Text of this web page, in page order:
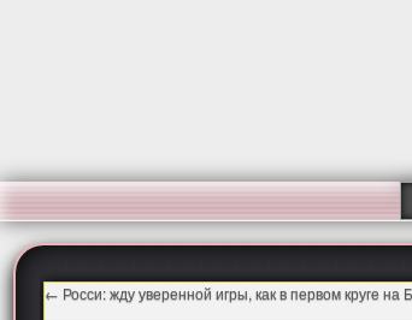
← Росси: жду уверенной игры, как в первом круге на